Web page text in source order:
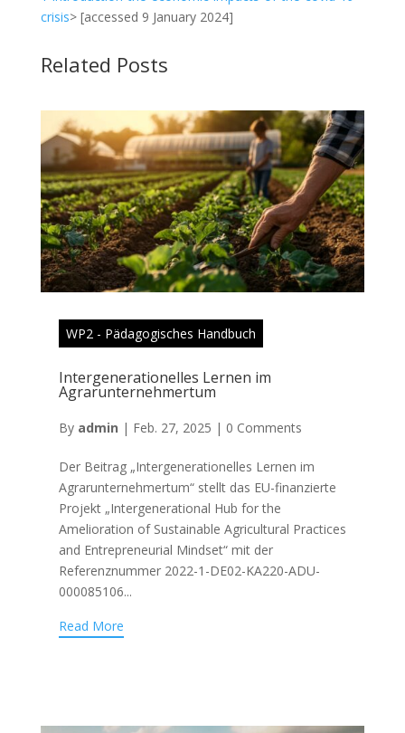
crisis> [accessed 9 January 2024]
Related Posts
WP2 - Pädagogisches Handbuch
Intergenerationelles Lernen im
Agrarunternehmertum
By admin | Feb. 27, 2025 | 0 Comments
Der Beitrag „Intergenerationelles Lernen im
Agrarunternehmertum“ stellt das EU-finanzierte
Projekt „Intergenerational Hub for the
Amelioration of Sustainable Agricultural Practices
and Entrepreneurial Mindset“ mit der
Referenznummer 2022-1-DE02-KA220-ADU-
000085106...
Read More